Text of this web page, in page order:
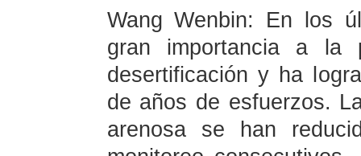
Wang Wenbin: En los
gran importancia a
desertificación y ha
de años de esfuerzos.
arenosa se han